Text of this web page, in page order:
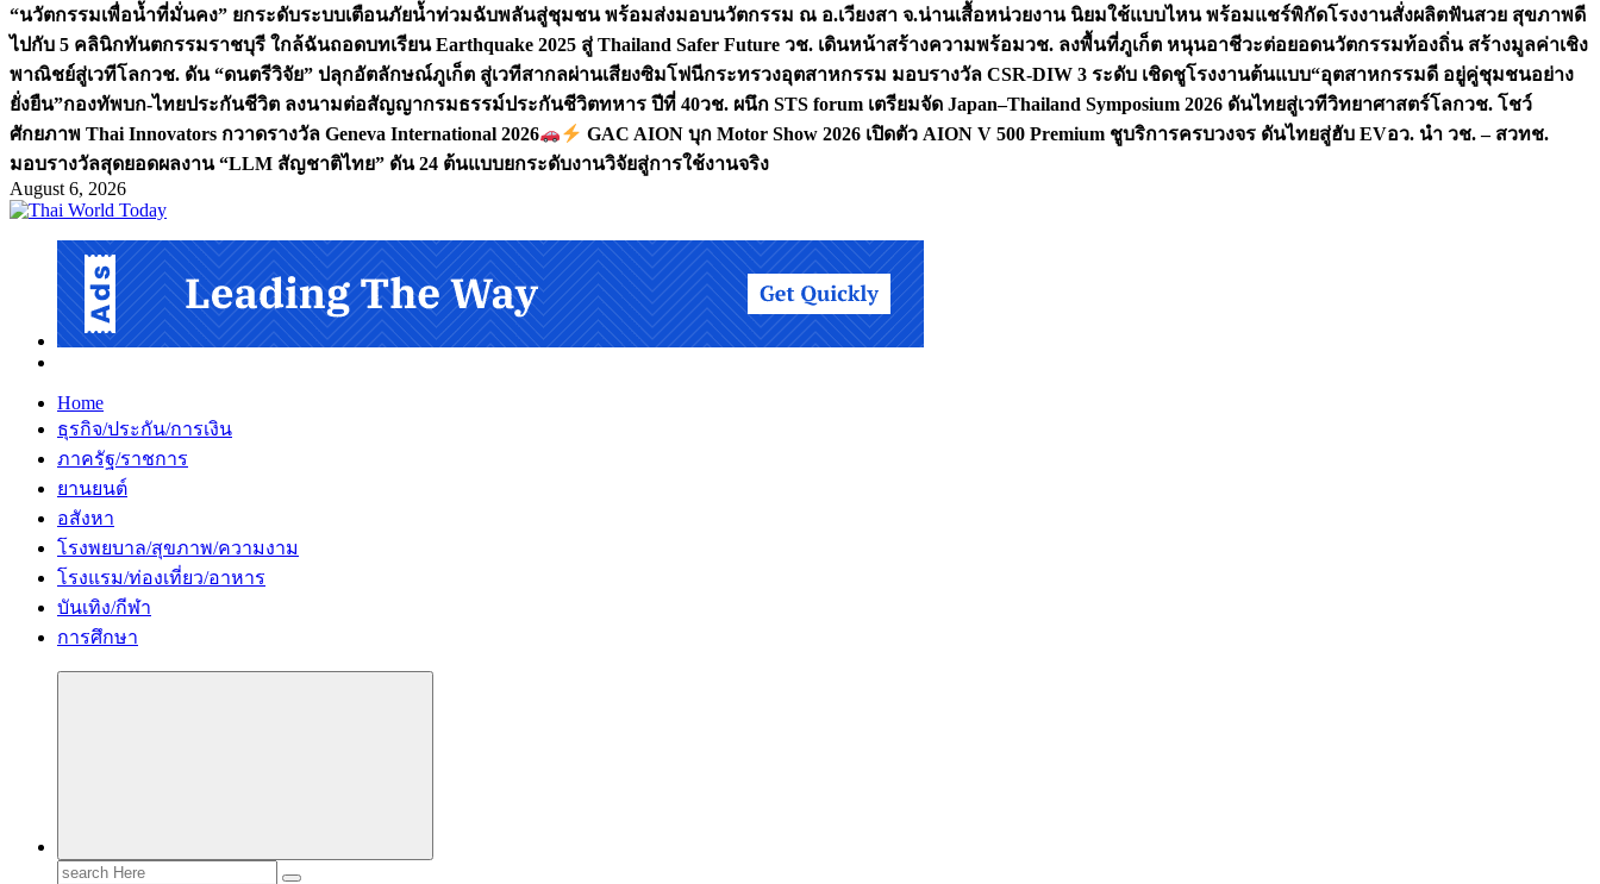
“นวัตกรรมเพื่อน้ำที่มั่นคง” ยกระดับระบบเตือนภัยน้ำท่วมฉับพลันสู่ชุมชน พร้อมส่งมอบนวัตกรรม ณ อ.เวียงสา จ.น่านเสื้อหน่วยงาน นิยมใช้แบบไหน พร้อมแชร์พิกัดโรงงานสั่งผลิตฟันสวย สุขภาพดี
ไปกับ 5 คลินิกทันตกรรมราชบุรี ใกล้ฉันถอดบทเรียน Earthquake 2025 สู่ Thailand Safer Future วช. เดินหน้าสร้างความพร้อมวช. ลงพื้นที่ภูเก็ต หนุนอาชีวะต่อยอดนวัตกรรมท้องถิ่น สร้างมูลค่าเชิง
พาณิชย์สู่เวทีโลกวช. ดัน “ดนตรีวิจัย” ปลุกอัตลักษณ์ภูเก็ต สู่เวทีสากลผ่านเสียงซิมโฟนีกระทรวงอุตสาหกรรม มอบรางวัล CSR-DIW 3 ระดับ เชิดชูโรงงานต้นแบบ“อุตสาหกรรมดี อยู่คู่ชุมชนอย่าง
ยั่งยืน”กองทัพบก-ไทยประกันชีวิต ลงนามต่อสัญญากรมธรรม์ประกันชีวิตทหาร ปีที่ 40วช. ผนึก STS forum เตรียมจัด Japan–Thailand Symposium 2026 ดันไทยสู่เวทีวิทยาศาสตร์โลกวช. โชว์
ศักยภาพ Thai Innovators กวาดรางวัล Geneva International 2026
GAC AION บุก Motor Show 2026 เปิดตัว AION V 500 Premium ชูบริการครบวงจร ดันไทยสู่ฮับ EVอว. นำ วช. – สวทช.
มอบรางวัลสุดยอดผลงาน “LLM สัญชาติไทย” ดัน 24 ต้นแบบยกระดับงานวิจัยสู่การใช้งานจริง
August 6, 2026
Home
ธุรกิจ/ประกัน/การเงิน
ภาครัฐ/ราชการ
ยานยนต์
อสังหา
โรงพยบาล/สุขภาพ/ความงาม
โรงแรม/ท่องเที่ยว/อาหาร
บันเทิง/กีฬา
การศึกษา
Search